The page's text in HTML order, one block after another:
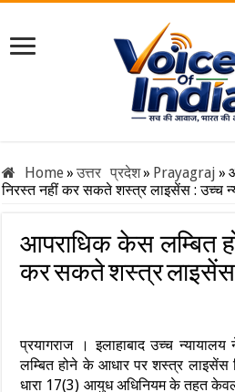
Home» उत्तर प्रदेश» Prayagraj »
निरस्त नहीं कर सकते शस्त्र लाइसेंस : उच्च
आपराधिक केस लम्बित
कर सकते शस्त्र लाइसेंस
प्रयागराज । इलाहाबाद उच्च
लम्बित होने के आधार पर शस्त्र लाइसेंस
धारा 17(3) आयुध अधिनियम के तहत